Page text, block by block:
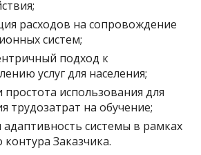
расходов на сопровождение
систем;
подход к
услуг для населения;
простота использования для
трудозатрат на обучение;
адаптивность системы в рамках
Заказчика.